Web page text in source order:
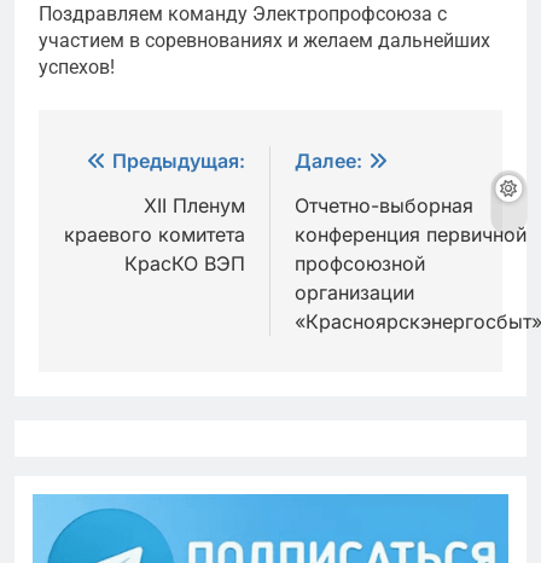
Поздравляем команду Электропрофсоюза с
участием в соревнованиях и желаем дальнейших
успехов!
Навигация
записям
Предыдущая:
XII Пленум
краевого комитета
КрасКО ВЭП
Далее:
Отчетно-выборная
конференция первичной
профсоюзной
организации